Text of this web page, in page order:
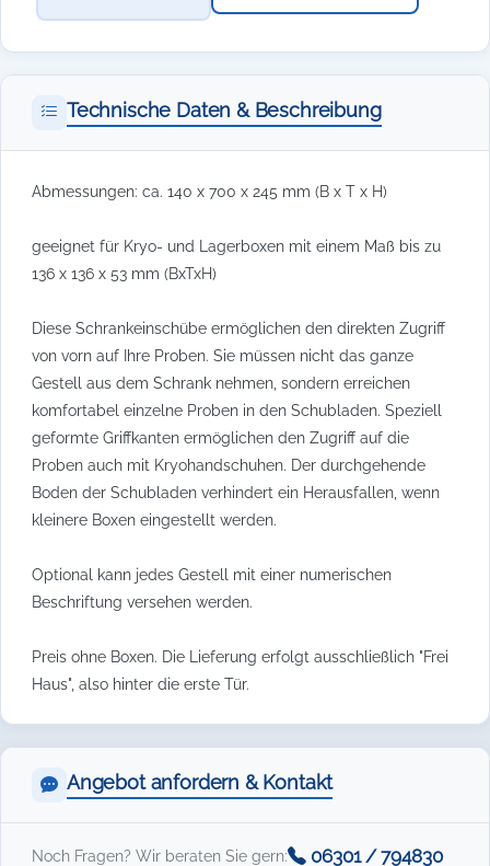
Technische Daten & Beschreibung
Abmessungen: ca. 140 x 700 x 245 mm (B x T x H)
geeignet für Kryo- und Lagerboxen mit einem Maß bis zu
136 x 136 x 53 mm (BxTxH)
Diese Schrankeinschübe ermöglichen den direkten Zugriff
von vorn auf Ihre Proben. Sie müssen nicht das ganze
Gestell aus dem Schrank nehmen, sondern erreichen
komfortabel einzelne Proben in den Schubladen. Speziell
geformte Griffkanten ermöglichen den Zugriff auf die
Proben auch mit Kryohandschuhen. Der durchgehende
Boden der Schubladen verhindert ein Herausfallen, wenn
kleinere Boxen eingestellt werden.
Optional kann jedes Gestell mit einer numerischen
Beschriftung versehen werden.
Preis ohne Boxen. Die Lieferung erfolgt ausschließlich "Frei
Haus", also hinter die erste Tür.
Angebot anfordern & Kontakt
Noch Fragen? Wir beraten Sie gern: 06301 / 794830